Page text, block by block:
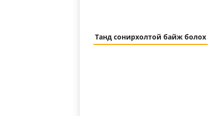
Танд сонирхолтой байж болох